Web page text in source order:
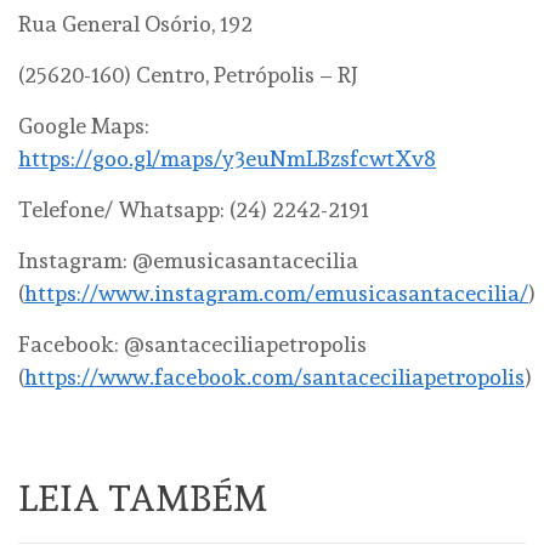
Rua General Osório, 192
(25620-160) Centro, Petrópolis – RJ
Google Maps:
https://goo.gl/maps/y3euNmLBzsfcwtXv8
Telefone/ Whatsapp: (24) 2242-2191
Instagram: @emusicasantacecilia
(https://www.instagram.com/emusicasantacecilia/)
Facebook: @santaceciliapetropolis
(https://www.facebook.com/santaceciliapetropolis)
LEIA TAMBÉM